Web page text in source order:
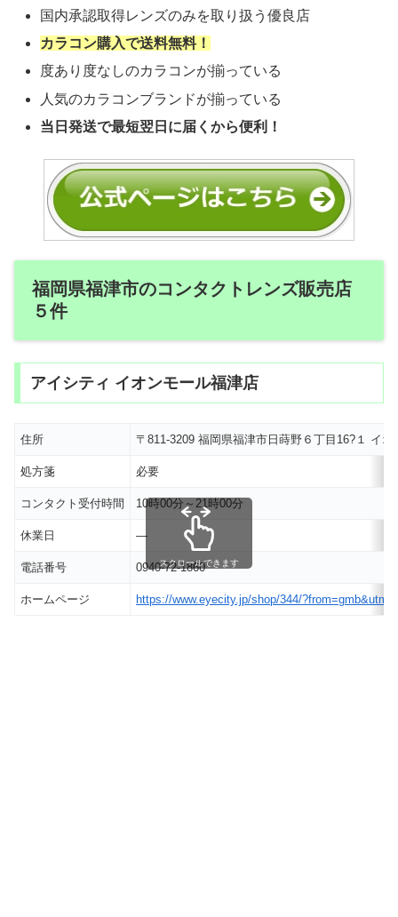
国内承認取得レンズのみを取り扱う優良店
カラコン購入で送料無料！
度あり度なしのカラコンが揃っている
人気のカラコンブランドが揃っている
当日発送で最短翌日に届くから便利！
福岡県福津市のコンタクトレンズ販売店
５件
アイシティ イオンモール福津店
住所 〒811-3209 福岡県福津市日蒔野６丁目16?１ イ
処方箋 必要
コンタクト受付時間 10時00分～21時00分
休業日 ―
電話番号 0940-72-1860
ホームページ https://www.eyecity.jp/shop/344/
スクロールできます